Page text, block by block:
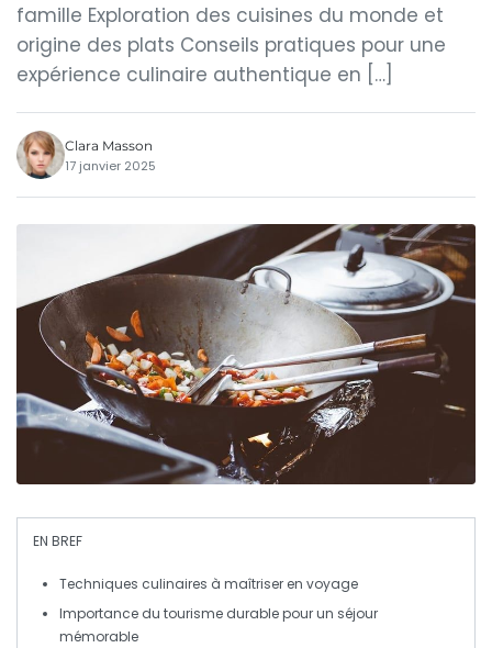
famille Exploration des cuisines du monde et
origine des plats Conseils pratiques pour une
expérience culinaire authentique en […]
Clara Masson
17 janvier 2025
EN BREF
Techniques culinaires à maîtriser en voyage
Importance du tourisme durablepour un séjour
mémorable